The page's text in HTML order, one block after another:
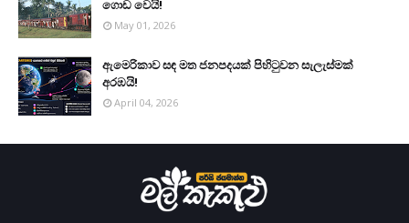
ගොඩ වෙයි!
May 01, 2026
ඇමෙරිකාව සඳ මත ජනපදයක් පිහිටුවන සැලැස්මක්
අරඹයි!
April 04, 2026